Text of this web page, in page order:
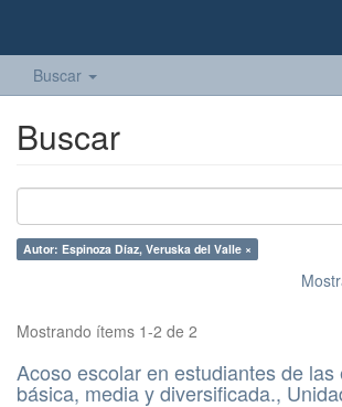
Buscar
Buscar
Autor: Espinoza Díaz, Veruska del Valle ×
Mostrando ítems 1-2 de 2
Acoso escolar en estudiantes de las
básica, media y diversificada.,